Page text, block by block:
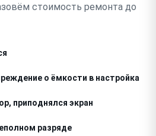
стоимость ремонта до
о ёмкости в настройках
приподнялся экран
разряде